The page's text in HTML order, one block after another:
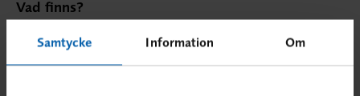
Samtycke Information Om
Vad finns?
Systematiska översikter som visar på kunskapsluckan:
SBU. Arbetsmiljöns betydelse för besvär och sjukdom